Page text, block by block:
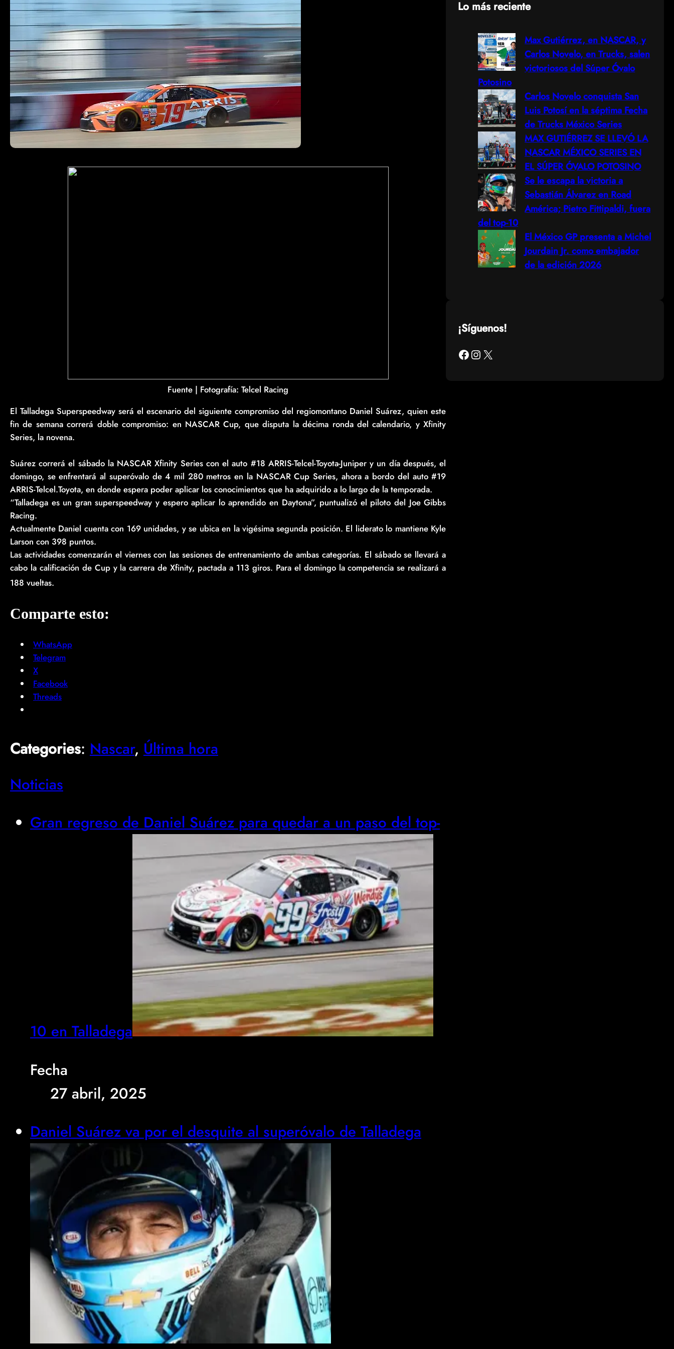
Fuente | Fotografí­a: Telcel Racing
El Talladega Superspeedway será el escenario del siguiente compromiso del regiomontano Daniel Suárez, quien este
fin de semana correrá doble compromiso: en NASCAR Cup, que disputa la décima ronda del calendario, y Xfinity
Series, la novena.
Suárez correrá el sábado la NASCAR Xfinity Series con el auto #18 ARRIS-Telcel-Toyota-Juniper y un día después, el
domingo, se enfrentará al superóvalo de 4 mil 280 metros en la NASCAR Cup Series, ahora a bordo del auto #19
ARRIS-Telcel.Toyota, en donde espera poder aplicar los conocimientos que ha adquirido a lo largo de la temporada.
“Talladega es un gran superspeedway y espero aplicar lo aprendido en Daytona”, puntualizó el piloto del Joe Gibbs
Racing.
Actualmente Daniel cuenta con 169 unidades, y se ubica en la vigésima segunda posición. El liderato lo mantiene Kyle
Larson con 398 puntos.
Las actividades comenzarán el viernes con las sesiones de entrenamiento de ambas categorías. El sábado se llevará a
cabo la calificación de Cup y la carrera de Xfinity, pactada a 113 giros. Para el domingo la competencia se realizará a
188 vueltas.
Comparte esto:
WhatsApp
Telegram
X
Facebook
Threads
Categories: Nascar, Última hora
Noticias
Gran regreso de Daniel Suárez para quedar a un paso del top-
10 en Talladega
Fecha
27 abril, 2025
Daniel Suárez va por el desquite al superóvalo de Talladega
Lo más reciente
Max Gutiérrez, en NASCAR, y
Carlos Novelo, en Trucks, salen
victoriosos del Súper Óvalo
Potosino
Carlos Novelo conquista San
Luis Potosí en la séptima Fecha
de Trucks México Series
MAX GUTIÉRREZ SE LLEVÓ LA
NASCAR MÉXICO SERIES EN
EL SÚPER ÓVALO POTOSINO
Se le escapa la victoria a
Sebastián Álvarez en Road
América; Pietro Fittipaldi, fuera
del top-10
El México GP presenta a Michel
Jourdain Jr. como embajador
de la edición 2026
¡Síguenos!
Facebook Instagram X